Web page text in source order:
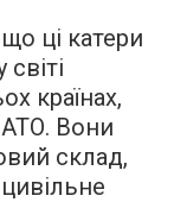
ці катери
країнах,
Вони
склад,